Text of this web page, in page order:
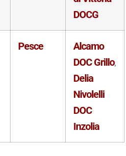
DOCG
Pesce
Alcamo
DOC Grillo,
Delia
Nivolelli
DOC
Inzolia